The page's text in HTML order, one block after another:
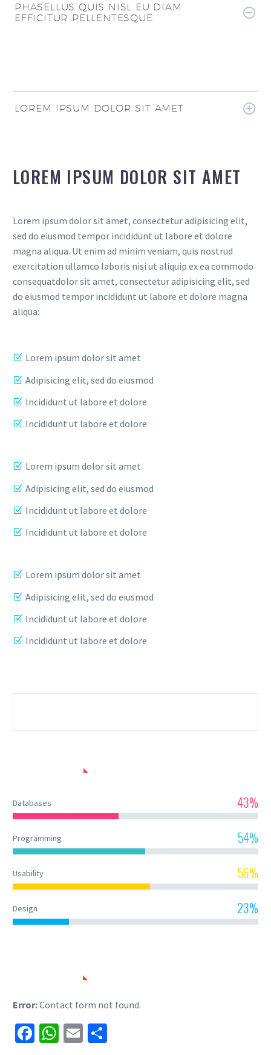
PHASELLUS QUIS NISL EU DIAM
EFFICITUR PELLENTESQUE.
LOREM IPSUM DOLOR SIT AMET
LOREM IPSUM DOLOR SIT AMET
Lorem ipsum dolor sit amet, consectetur adipisicing elit,
sed do eiusmod tempor incididunt ut labore et dolore
magna aliqua. Ut enim ad minim veniam, quis nostrud
exercitation ullamco laboris nisi ut aliquip ex ea commodo
consequatdolor sit amet, consectetur adipisicing elit, sed
do eiusmod tempor incididunt ut labore et dolore magna
aliqua:
Lorem ipsum dolor sit amet
Adipisicing elit, sed do eiusmod
Incididunt ut labore et dolore
Incididunt ut labore et dolore
Lorem ipsum dolor sit amet
Adipisicing elit, sed do eiusmod
Incididunt ut labore et dolore
Incididunt ut labore et dolore
Lorem ipsum dolor sit amet
Adipisicing elit, sed do eiusmod
Incididunt ut labore et dolore
Incididunt ut labore et dolore
Databases 43%
Programming 54%
Usability 56%
Design 23%
Error:Contact form not found.
Facebook
WhatsApp
Email